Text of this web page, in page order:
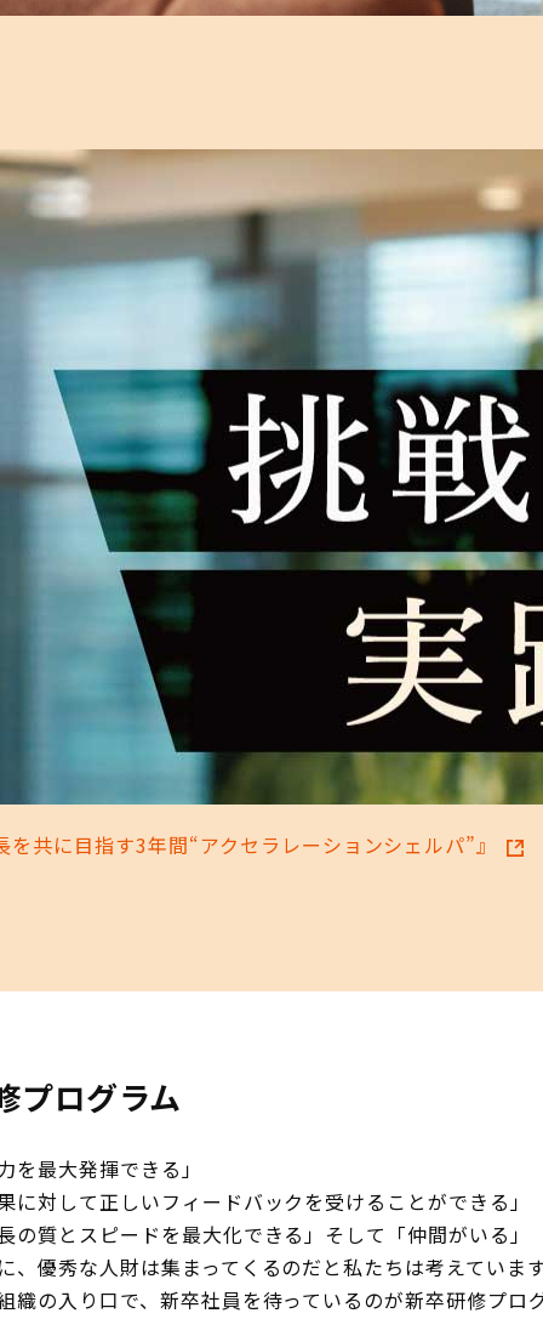
共に目指す3年間“アクセラレーションシェルパ”』
プログラム
を最大発揮できる」
に対して正しいフィードバックを受けることができる」
の質とスピードを最大化できる」そして「仲間がいる」――
、優秀な人財は集まってくるのだと私たちは考えていま
織の入り口で、新卒社員を待っているのが新卒研修プロ